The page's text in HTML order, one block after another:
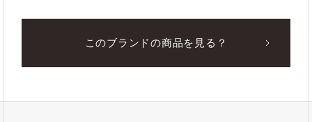
このブランドの商品を見る？